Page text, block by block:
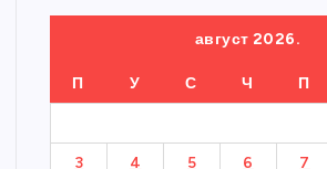
август 2026.
П У С Ч П
3 4 5 6 7